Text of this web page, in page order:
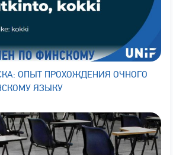
ОПЫТ ПРОХОЖДЕНИЯ ОЧНОГО
ЯЗЫКУ